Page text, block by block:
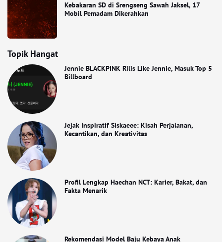
Kebakaran SD di Srengseng Sawah Jaksel, 17
Mobil Pemadam Dikerahkan
Topik Hangat
Jennie BLACKPINK Rilis Like Jennie, Masuk Top 5
Billboard
Jejak Inspiratif Siskaeee: Kisah Perjalanan,
Kecantikan, dan Kreativitas
Profil Lengkap Haechan NCT: Karier, Bakat, dan
Fakta Menarik
Rekomendasi Model Baju Kebaya Anak